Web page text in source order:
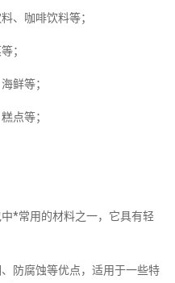
、咖啡饮料等；
；
鲜等；
点等；
*常用的材料之一，它具有轻
防腐蚀等优点，适用于一些特